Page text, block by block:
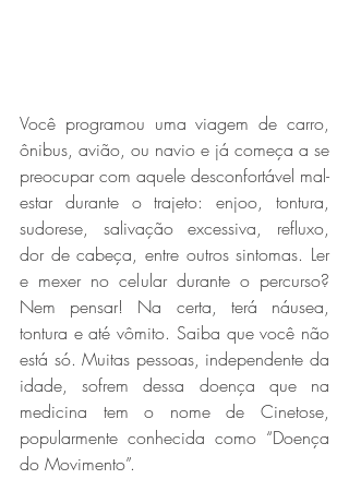
Você programou uma viagem de carro,
ônibus, avião, ou navio e já começa a se
preocupar com aquele desconfortável mal-
estar durante o trajeto: enjoo, tontura,
sudorese, salivação excessiva, refluxo,
dor de cabeça, entre outros sintomas. Ler
e mexer no celular durante o percurso?
Nem pensar! Na certa, terá náusea,
tontura e até vômito. Saiba que você não
está só. Muitas pessoas, independente da
idade, sofrem dessa doença que na
medicina tem o nome de Cinetose,
popularmente conhecida como “Doença
do Movimento”.